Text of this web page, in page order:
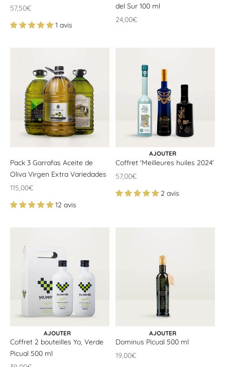
Offrir un prix
57,50€
1 avis
del Sur 100 ml
Offrir un prix
24,00€
Pack 3 Garrafas Aceite de
Oliva Virgen Extra Variedades
Offrir un prix
115,00€
12 avis
AJOUTER AU PANIER
AJOUTER
Coffret 'Meilleures huiles 2024'
Offrir un prix
57,00€
2 avis
AJOUTER AU PANIER
AJOUTER
Coffret 2 bouteilles Yo, Verde
Picual 500 ml
AJOUTER AU PANIER
AJOUTER
Dominus Picual 500 ml
Offrir un prix
19,00€